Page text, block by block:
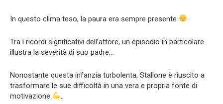
In questo clima teso, la paura era sempre presente .
Tra i ricordi significativi dell’attore, un episodio in particolare
illustra la severità di suo padre…
Nonostante questa infanzia turbolenta, Stallone è riuscito a
trasformare le sue difficoltà in una vera e propria fonte di
motivazione
.